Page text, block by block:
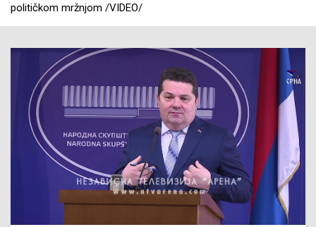
političkom mržnjom /VIDEO/